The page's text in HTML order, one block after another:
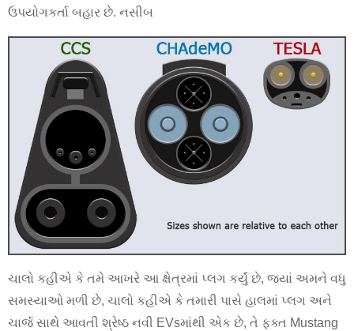
ઉપયોગકર્તા બહાર છે. નસીબ
ચાલો કહીએ કે તમે આખરે આ ક્ષેત્રમાં પ્લગ કર્યું છે, જ્યાં અમને વધુ
સમસ્યાઓ મળી છે, ચાલો કહીએ કે તમારી પાસે હાલમાં પ્લગ અને
ચાર્જ સાથે આવતી શ્રેષ્ઠ નવી EVsમાંથી એક છે, તે ફક્ત Mustang